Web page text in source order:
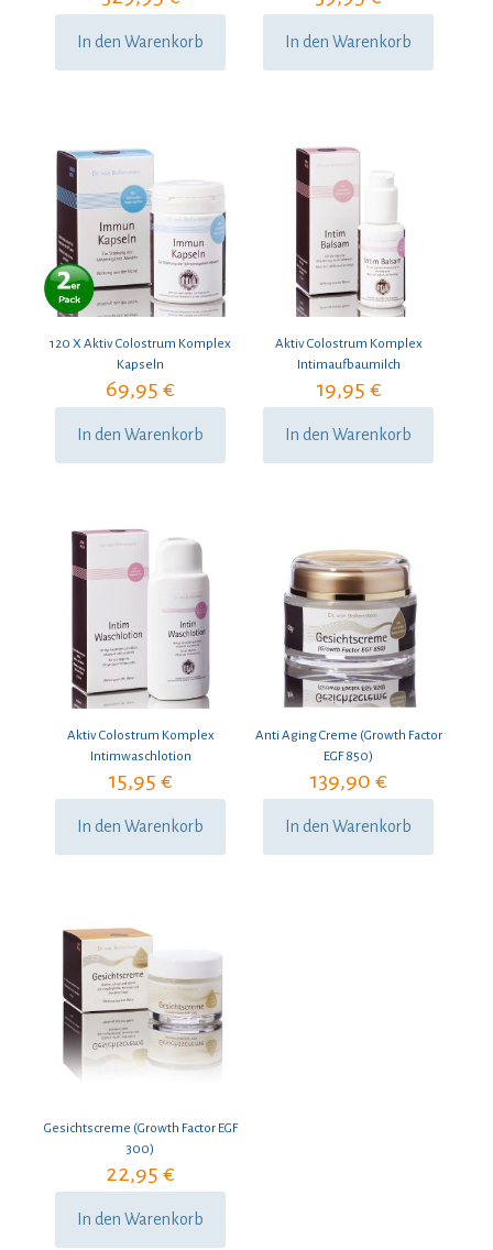
In den Warenkorb In den Warenkorb
120 X Aktiv Colostrum Komplex
Kapseln
69,95€
In den Warenkorb
Aktiv Colostrum Komplex
Intimaufbaumilch
19,95 €
In den Warenkorb
Aktiv Colostrum Komplex
Intimwaschlotion
15,95€
In den Warenkorb
Anti Aging Creme (Growth Factor
EGF 850)
139,90€
In den Warenkorb
Gesichtscreme (Growth Factor EGF
300)
22,95€
In den Warenkorb